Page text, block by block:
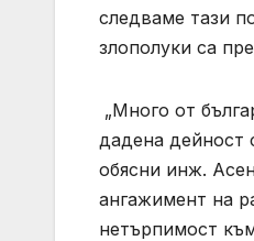
следваме тази
злополуки са
„Много от
дадена дейност
обясни инж.
ангажимент на
нетърпимост